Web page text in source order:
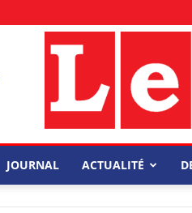
JOURNAL ACTUALITÉ